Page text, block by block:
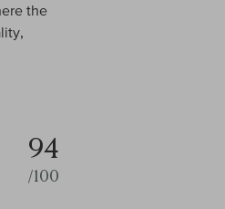
the
94
/100